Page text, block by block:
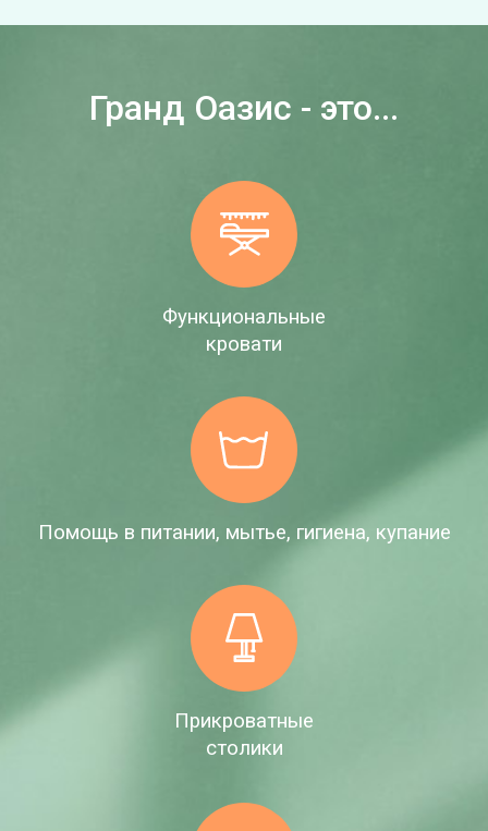
Гранд Оазис - это...
Функциональные
кровати
Помощь в питании, мытье, гигиена, купание
Прикроватные
столики